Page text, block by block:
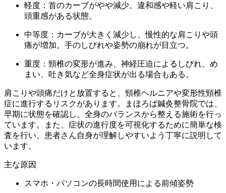
軽度：首のカーブがやや減少。違和感や軽い肩こり、
頭重感がある状態。
中等度：カーブが大きく減少し、慢性的な肩こりや頭
痛が増加。手のしびれや姿勢の崩れが目立つ。
重度：頸椎の変形が進み、神経圧迫によるしびれ、め
まい、吐き気など全身症状が出る場合もある。
肩こりや頭痛だけと放置すると、頸椎ヘルニアや変形性頸椎
症に進行するリスクがあります。まほろば鍼灸整骨院では、
早期に状態を確認し、全身のバランスから整える施術を行っ
ています。また、症状の進行度を可視化するために簡単な検
査を行い、患者さん自身が理解しやすいよう丁寧に説明して
います。
主な原因
スマホ・パソコンの長時間使用による前傾姿勢